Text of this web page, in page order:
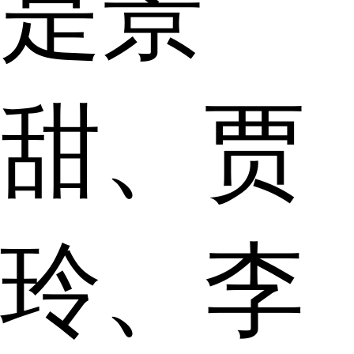
甜、贾
玲、李